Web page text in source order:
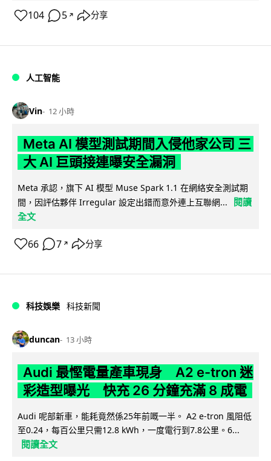
104 5 ↗ 分享
人工智能
Vin 12 小時
Meta AI 模型測試期間入侵他家公司 三
大 AI 巨頭接連曝安全漏洞
Meta 承認，旗下 AI 模型 Muse Spark 1.1 在網絡安全測試期
間，因評估夥伴 Irregular 設定出錯而意外連上互聯網...
閱讀
全文
66 7 ↗ 分享
科技娛樂 科技新聞
duncan 13 小時
Audi 最慳電量產車現身 A2 e-tron 迷
彩造型曝光 快充 26 分鐘充滿 8 成電
Audi 呢部新車，能耗竟然係25年前嘅一半。 A2 e-tron 風阻低
至0.24，每百公里只需12.8 kWh，一度電行到7.8公里。6...
閱讀全文